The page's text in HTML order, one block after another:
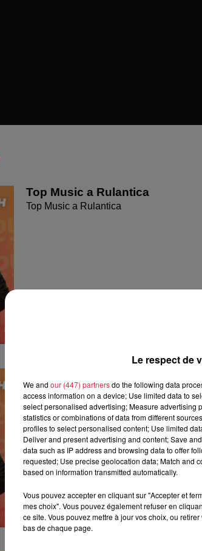
Top Music a Rulantica
Top Music a Rulantica
Vendredi 03 juillet 2026
Le respect de
We and our (447) partnersdo the following data
access information on a device; Use limited data to
select personalised advertising; Measure advertising
statistics or combinations of data from different
profiles to select personalised content; Use limited
Deliver and present advertising and content; Save
data such as IP address and browsing data to offer
requested; Use precise geolocation data; Match and
based on information transmitted automatically.
Vous pouvez accepter en cliquant sur "Accepter et
mes choix". Vous pouvez également refuser en
ce site. Vous pouvez mettre à jour vos choix, ou
bas de chaque page.